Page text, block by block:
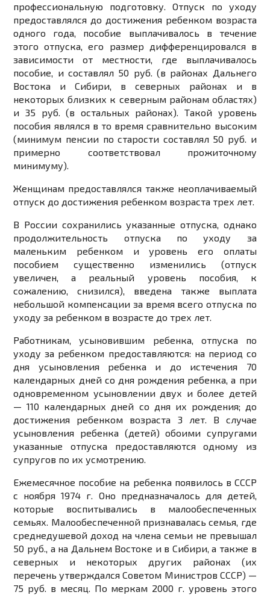
профессиональную подготовку. Отпуск по уходу
предоставлялся до достижения ребенком возраста
одного года, пособие выплачивалось в течение
этого отпуска, его размер дифференцировался в
зависимости от местности, где выплачивалось
пособие, и составлял 50 руб. (в районах Дальнего
Востока и Сибири, в северных районах и в
некоторых близких к северным районам областях)
и 35 руб. (в остальных районах). Такой уровень
пособия являлся в то время сравнительно высоким
(минимум пенсии по старости составлял 50 руб. и
примерно соответствовал прожиточному
минимуму).
Женщинам предоставлялся также неоплачиваемый
отпуск до достижения ребенком возраста трех лет.
В России сохранились указанные отпуска, однако
продолжительность отпуска по уходу за
маленьким ребенком и уровень его оплаты
пособием существенно изменились (отпуск
увеличен, а реальный уровень пособия, к
сожалению, снизился), введена также выплата
небольшой компенсации за время всего отпуска по
уходу за ребенком в возрасте до трех лет.
Работникам, усыновившим ребенка, отпуска по
уходу за ребенком предоставляются: на период со
дня усыновления ребенка и до истечения 70
календарных дней со дня рождения ребенка, а при
одновременном усыновлении двух и более детей
— 110 календарных дней со дня их рождения; до
достижения ребенком возраста 3 лет. В случае
усыновления ребенка (детей) обоими супругами
указанные отпуска предоставляются одному из
супругов по их усмотрению.
Ежемесячное пособие на ребенка появилось в СССР
с ноября 1974 г. Оно предназначалось для детей,
которые воспитывались в малообеспеченных
семьях. Малообеспеченной признавалась семья, где
среднедушевой доход на члена семьи не превышал
50 руб., а на Дальнем Востоке и в Сибири, а также в
северных и некоторых других районах (их
перечень утверждался Советом Министров СССР) —
75 руб. в месяц. По меркам 2000 г. уровень этого